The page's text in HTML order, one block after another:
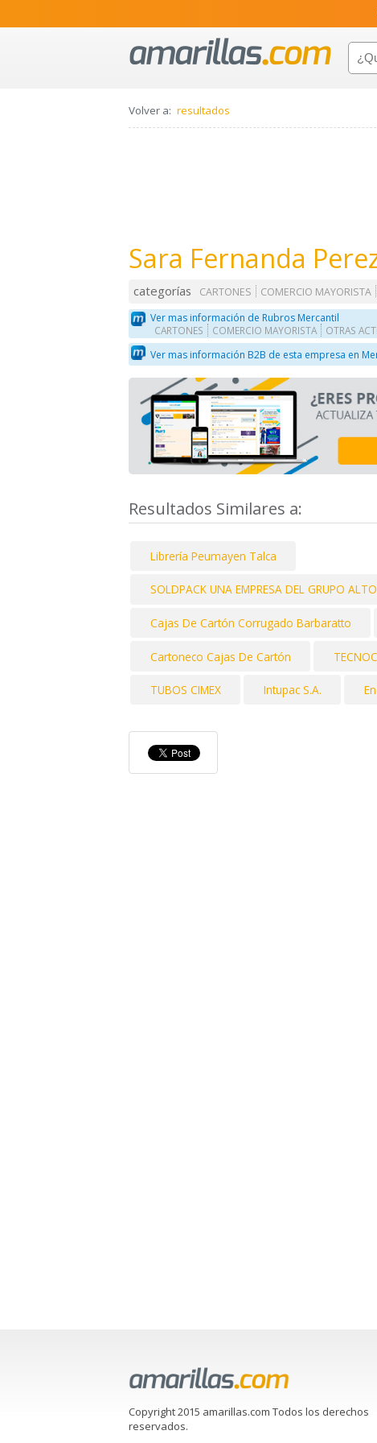
Volver a: resultados
Sara Fernanda
categorías CARTONES COMERCIO MAYORISTA
Ver mas información de Rubros Mercantil
CARTONES COMERCIO MAYORISTA OTRAS
Ver mas información B2B de esta empresa en
Resultados Similares a:
Librería Peumayen Talca
SOLDPACK UNA EMPRESA DEL GRUPO
Cajas De Cartón Corrugado Barbaratto
Cartoneco Cajas De Cartón
TUBOS CIMEX Intupac S.A.
Copyright 2015 amarillas.com Todos los derechos
reservados.